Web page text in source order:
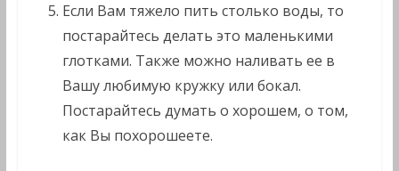
Если Вам тяжело пить столько воды, то
постарайтесь делать это маленькими
глотками. Также можно наливать ее в
Вашу любимую кружку или бокал.
Постарайтесь думать о хорошем, о том,
как Вы похорошеете.